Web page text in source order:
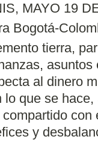
MAYO 19
Bogotá-
tierra,
asuntos
al dinero
que se
con
y